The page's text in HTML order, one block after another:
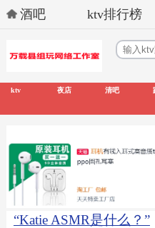
酒吧 ktv排行榜
ktv 夜店 清吧
“Katie ASMR是什么？”